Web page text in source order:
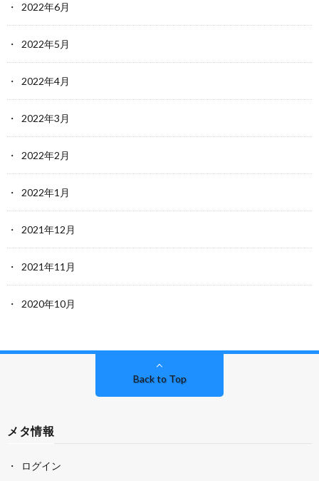
2022年6月
2022年5月
2022年4月
2022年3月
2022年2月
2022年1月
2021年12月
2021年11月
2020年10月
Back to Top
メタ情報
ログイン